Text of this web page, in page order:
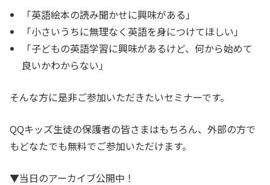
「英語絵本の読み聞かせに興味がある」
「小さいうちに無理なく英語を身につけてほしい」
「子どもの英語学習に興味があるけど、何から始めて
良いかわからない」
そんな方に是非ご参加いただきたいセミナーです。
QQキッズ生徒の保護者の皆さまはもちろん、外部の方で
もどなたでも無料でご参加いただけます。
▼当日のアーカイブ公開中！